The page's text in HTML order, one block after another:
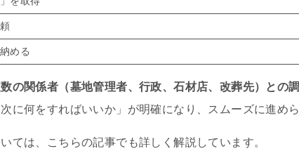
める
の関係者（墓地管理者、行政、石材店、改葬先）との
に何をすればいいか」が明確になり、スムーズに進めら
ては、こちらの記事でも詳しく解説しています。